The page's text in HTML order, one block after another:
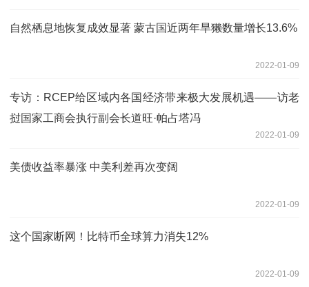
自然栖息地恢复成效显著 蒙古国近两年旱獭数量增长13.6%
2022-01-09
专访：RCEP给区域内各国经济带来极大发展机遇——访老
挝国家工商会执行副会长道旺·帕占塔冯
2022-01-09
美债收益率暴涨 中美利差再次变阔
2022-01-09
这个国家断网！比特币全球算力消失12%
2022-01-09